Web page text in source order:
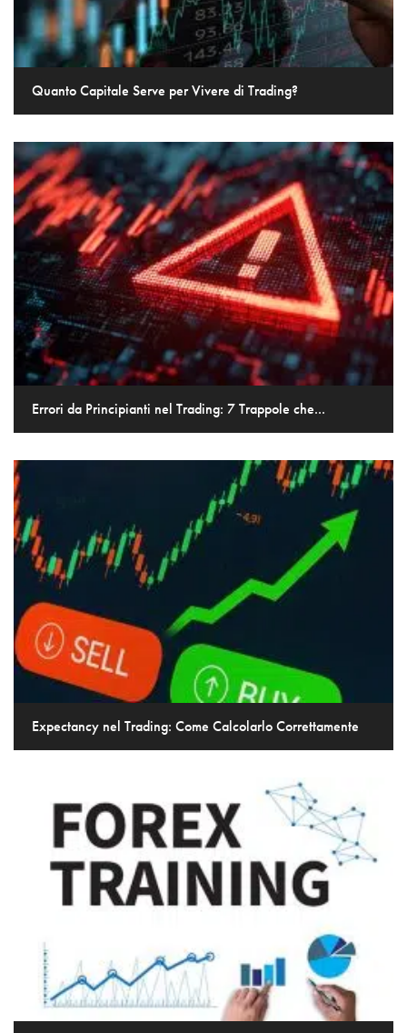
Quanto Capitale Serve per Vivere di Trading?
Errori da Principianti nel Trading: 7 Trappole che...
Expectancy nel Trading: Come Calcolarlo Correttamente